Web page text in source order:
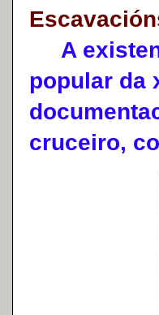
A
popular da
cruceiro,